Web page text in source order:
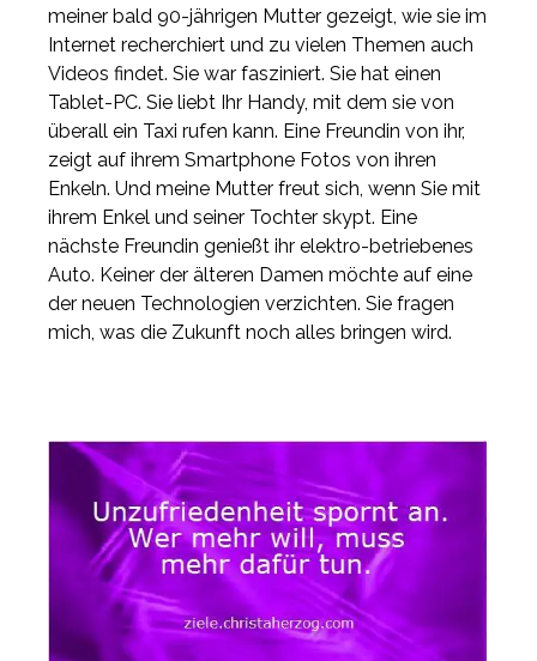
meiner bald 90-jährigen Mutter gezeigt, wie sie im
Internet recherchiert und zu vielen Themen auch
Videos findet. Sie war fasziniert. Sie hat einen
Tablet-PC. Sie liebt Ihr Handy, mit dem sie von
überall ein Taxi rufen kann. Eine Freundin von ihr,
zeigt auf ihrem Smartphone Fotos von ihren
Enkeln. Und meine Mutter freut sich, wenn Sie mit
ihrem Enkel und seiner Tochter skypt. Eine
nächste Freundin genießt ihr elektro-betriebenes
Auto. Keiner der älteren Damen möchte auf eine
der neuen Technologien verzichten. Sie fragen
mich, was die Zukunft noch alles bringen wird.